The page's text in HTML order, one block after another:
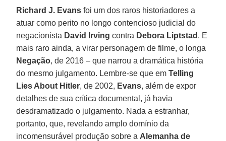
Richard J. Evans foi um dos raros historiadores a
atuar como perito no longo contencioso judicial do
negacionista David Irving contra Debora Liptstad . E
mais raro ainda, a virar personagem de filme, o longa
Negação, de 2016 – que narrou a dramática história
do mesmo julgamento. Lembre-se que emTelling
Lies About Hitler, de 2002, Evans, além de expor
detalhes de sua crítica documental, já havia
desdramatizado o julgamento. Nada a estranhar,
portanto, que, revelando amplo domínio da
incomensurável produção sobre a Alemanha de